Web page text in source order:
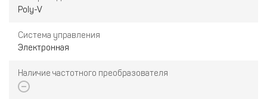
Poly-V
Система управления
Электронная
Наличие частотного преобразователя